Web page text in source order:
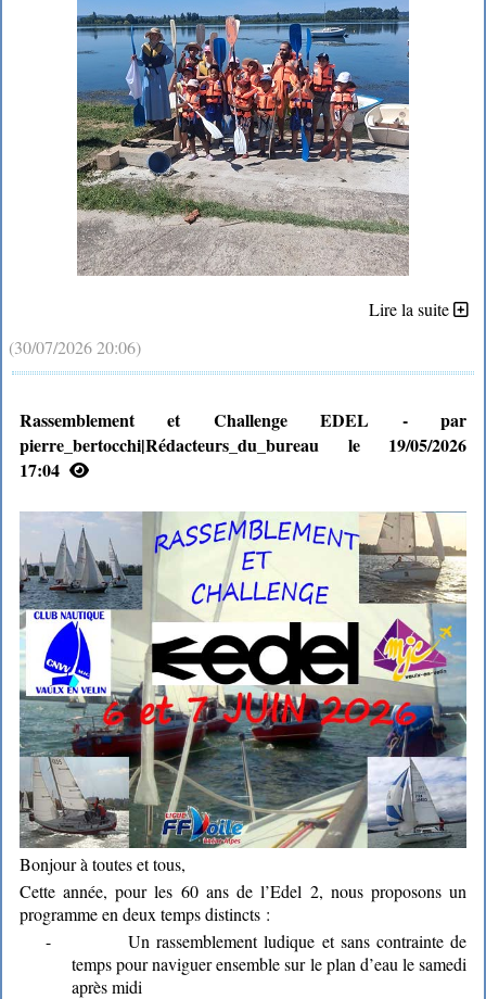
Lire la suite
(30/07/2026 20:06)
Rassemblement et Challenge EDEL - par
pierre_bertocchi|Rédacteurs_du_bureau le 19/05/2026
17:04
Bonjour à toutes et tous,
Cette année, pour les 60 ans de l’Edel 2, nous proposons un
programme en deux temps distincts :
-
Un rassemblement ludique et sans contrainte de
temps pour naviguer ensemble sur le plan d’eau le samedi
après midi